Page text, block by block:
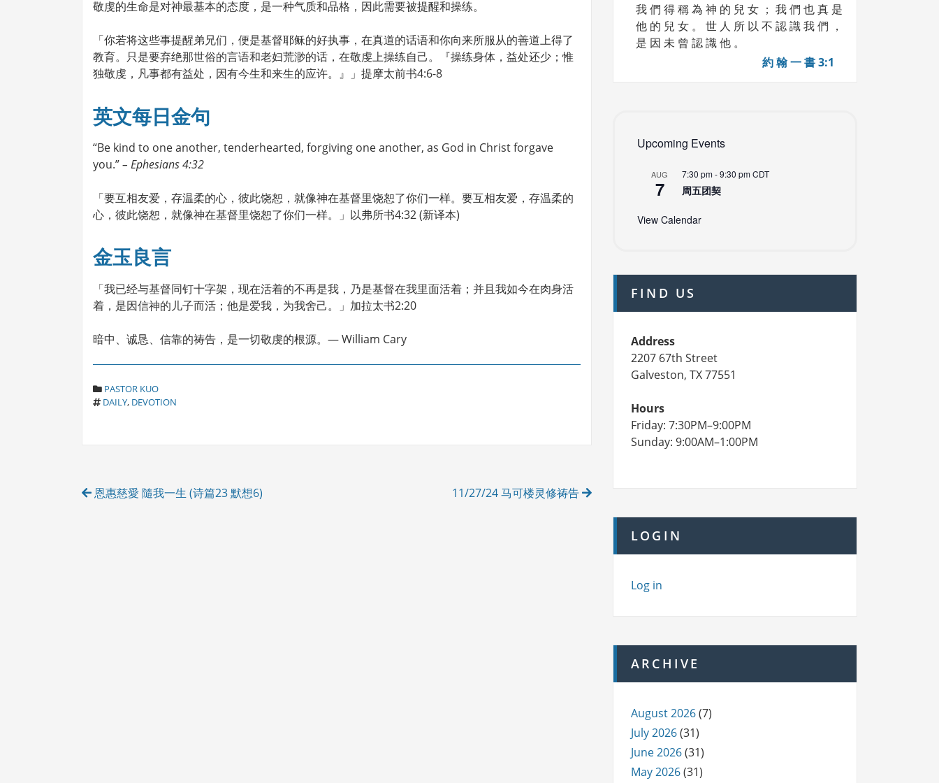
敬虔的生命是对神最基本的态度，是一种气质和品格，因此需要被提醒和操练。
「你若将这些事提醒弟兄们，便是基督耶稣的好执事，在真道的话语和你向来所服从的善道上得了
教育。只是要弃绝那世俗的言语和老妇荒渺的话，在敬虔上操练自己。『操练身体，益处还少；惟
独敬虔，凡事都有益处，因有今生和来生的应许。』」提摩太前书4:6-8
英文每日金句
“Be kind to one another, tenderhearted, forgiving one another, as God in Christ forgave
you.”– Ephesians 4:32
「要互相友爱，存温柔的心，彼此饶恕，就像神在基督里饶恕了你们一样。要互相友爱，存温柔的
心，彼此饶恕，就像神在基督里饶恕了你们一样。」以弗所书4:32 (新译本)
金玉良言
「我已经与基督同钉十字架，现在活着的不再是我，乃是基督在我里面活着；并且我如今在肉身活
着，是因信神的儿子而活；他是爱我，为我舍己。」加拉太书2:20
暗中、诚恳、信靠的祷告，是一切敬虔的根源。— William Cary
C
A
E
PASTOR KUO
T
DAILY, DEVOTION
Post
恩惠慈愛 隨我一生 (诗篇23 默想6) 11/27/24 马可楼灵修祷告
我 們 得 稱 為 神 的 兒 女 ； 我 們 也 真 是
他 的 兒 女 。 世 人 所 以 不 認 識 我 們 ，
是 因 未 曾 認 識 他 。
約 翰 一 書 3:1
Upcoming Events
AUG
7
7:30 pm-9:30 pmCDT
周五团契
View Calendar
FIND US
Address
2207 67th Street
Galveston, TX 77551
Hours
Friday: 7:30PM–9:00PM
Sunday: 9:00AM–1:00PM
LOGIN
Log in
ARCHIVE
August 2026(7)
July 2026(31)
June 2026(31)
May 2026(31)